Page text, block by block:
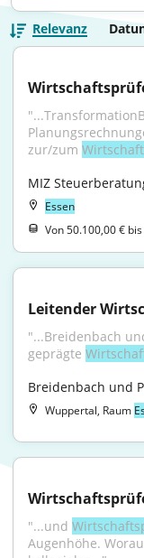
Relevanz
zur/zum
MIZ
Essen
Von 50.100,00 €
Leitender
"...Breidenbach
geprägte
Breidenbach und
Wuppertal, Raum
"...und
Augenhöhe.